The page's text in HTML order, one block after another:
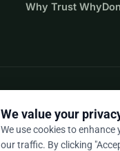
Why Trust
We value your
We use cookies to
our traffic. By clicking